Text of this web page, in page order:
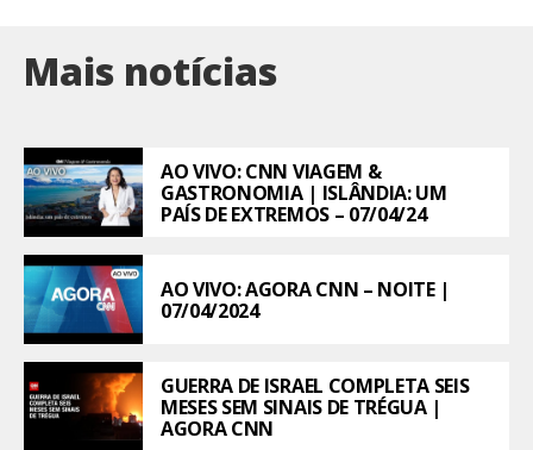
Mais notícias
AO VIVO: CNN VIAGEM &
GASTRONOMIA | ISLÂNDIA: UM
PAÍS DE EXTREMOS – 07/04/24
AO VIVO: AGORA CNN – NOITE |
07/04/2024
GUERRA DE ISRAEL COMPLETA SEIS
MESES SEM SINAIS DE TRÉGUA |
AGORA CNN